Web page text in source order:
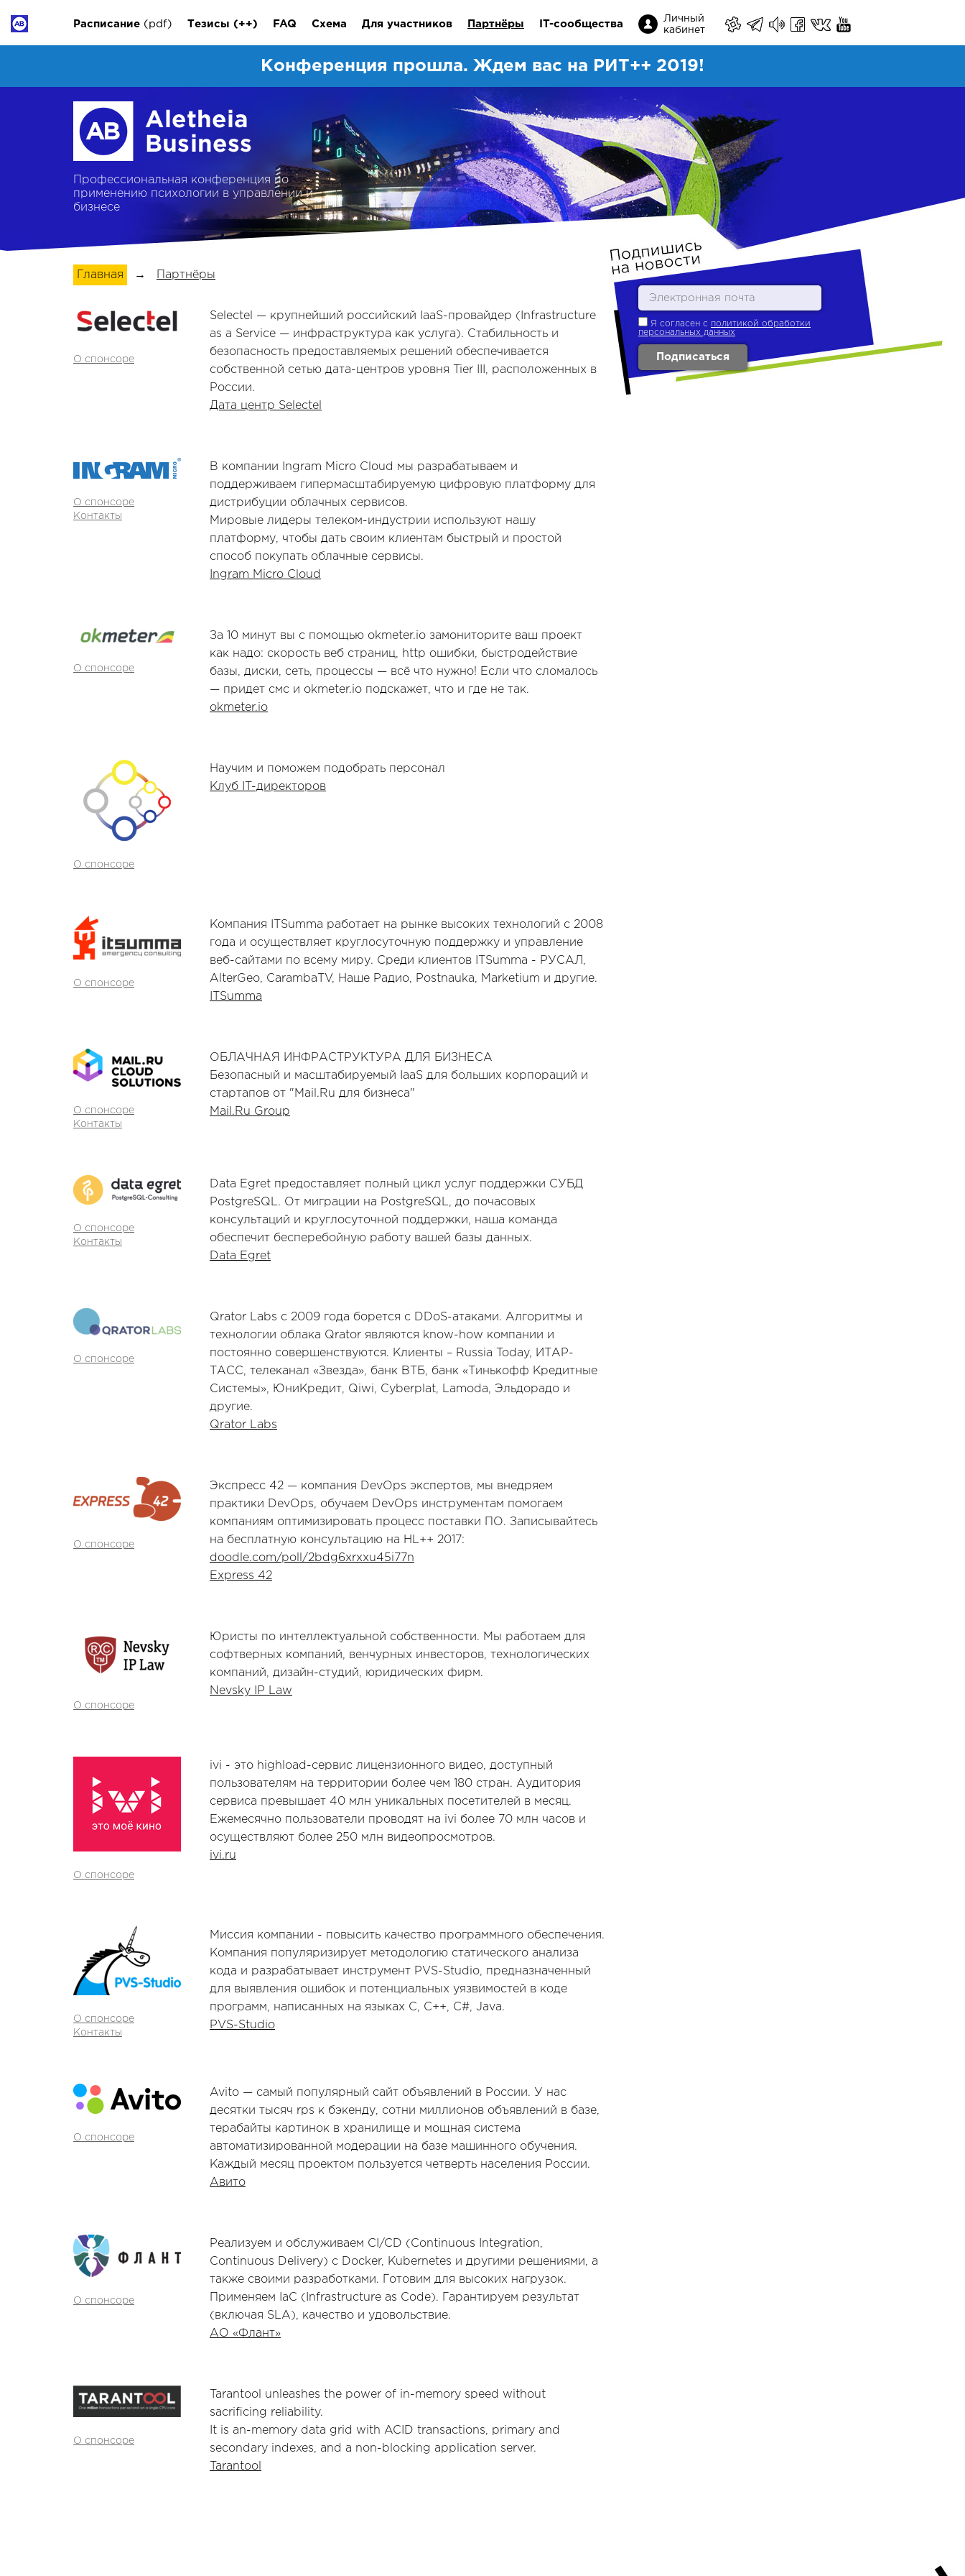
Расписание (pdf) Тезисы (++) FAQ Схема Для участников Партнёры IT-сообщества
Личный
кабинет
Конференция прошла. Ждем вас на РИТ++ 2019!
Профессиональная конференция по
применению психологии в управлении и
бизнесе
Главная → Партнёры
О спонсоре
Selectel — крупнейший российский IaaS-провайдер (Infrastructure
as a Service — инфраструктура как услуга). Стабильность и
безопасность предоставляемых решений обеспечивается
собственной сетью дата-центров уровня Tier III, расположенных в
России.
Дата центр Selectel
О спонсоре
Контакты
В компании Ingram Micro Cloud мы разрабатываем и
поддерживаем гипермасштабируемую цифровую платформу для
дистрибуции облачных сервисов.
Мировые лидеры телеком-индустрии используют нашу
платформу, чтобы дать своим клиентам быстрый и простой
способ покупать облачные сервисы.
Ingram Micro Cloud
О спонсоре
За 10 минут вы с помощью okmeter.io замониторите ваш проект
как надо: скорость веб страниц, http ошибки, быстродействие
базы, диски, сеть, процессы — всё что нужно! Если что сломалось
— придет смс и okmeter.io подскажет, что и где не так.
okmeter.io
О спонсоре
Научим и поможем подобрать персонал
Клуб IT-директоров
О спонсоре
Компания ITSumma работает на рынке высоких технологий с 2008
года и осуществляет круглосуточную поддержку и управление
веб-сайтами по всему миру. Среди клиентов ITSumma - РУСАЛ,
AlterGeo, CarambaTV, Наше Радио, Postnauka, Marketium и другие.
ITSumma
О спонсоре
Контакты
ОБЛАЧНАЯ ИНФРАСТРУКТУРА ДЛЯ БИЗНЕСА
Безопасный и масштабируемый IaaS для больших корпораций и
стартапов от "Mail.Ru для бизнеса"
Mail.Ru Group
О спонсоре
Контакты
Data Egret предоставляет полный цикл услуг поддержки СУБД
PostgreSQL. От миграции на PostgreSQL, до почасовых
консультаций и круглосуточной поддержки, наша команда
обеспечит бесперебойную работу вашей базы данных.
Data Egret
О спонсоре
Qrator Labs c 2009 года борется с DDoS-атаками. Алгоритмы и
технологии облака Qrator являются know-how компании и
постоянно совершенствуются. Клиенты – Russia Today, ИТАР-
ТАСС, телеканал «Звезда», банк ВТБ, банк «Тинькофф Кредитные
Системы», ЮниКредит, Qiwi, Cyberplat, Lamoda, Эльдорадо и
другие.
Qrator Labs
О спонсоре
Экспресс 42 — компания DevOps экспертов, мы внедряем
практики DevOps, обучаем DevOps инструментам помогаем
компаниям оптимизировать процесс поставки ПО. Записывайтесь
на бесплатную консультацию на HL++ 2017:
doodle.com/poll/2bdg6xrxxu45i77n
Express 42
О спонсоре
Юристы по интеллектуальной собственности. Мы работаем для
софтверных компаний, венчурных инвесторов, технологических
компаний, дизайн-студий, юридических фирм.
Nevsky IP Law
О спонсоре
ivi - это highload-сервис лицензионного видео, доступный
пользователям на территории более чем 180 стран. Аудитория
сервиса превышает 40 млн уникальных посетителей в месяц.
Ежемесячно пользователи проводят на ivi более 70 млн часов и
осуществляют более 250 млн видеопросмотров.
ivi.ru
О спонсоре
Контакты
Миссия компании - повысить качество программного обеспечения.
Компания популяризирует методологию статического анализа
кода и разрабатывает инструмент PVS-Studio, предназначенный
для выявления ошибок и потенциальных уязвимостей в коде
программ, написанных на языках С, C++, C#, Java.
PVS-Studio
О спонсоре
Avito — самый популярный сайт объявлений в России. У нас
десятки тысяч rps к бэкенду, сотни миллионов объявлений в базе,
терабайты картинок в хранилище и мощная система
автоматизированной модерации на базе машинного обучения.
Каждый месяц проектом пользуется четверть населения России.
Авито
О спонсоре
Реализуем и обслуживаем CI/CD (Continuous Integration,
Continuous Delivery) с Docker, Kubernetes и другими решениями, а
также своими разработками. Готовим для высоких нагрузок.
Применяем IaC (Infrastructure as Code). Гарантируем результат
(включая SLA), качество и удовольствие.
АО «Флант»
О спонсоре
Tarantool unleashes the power of in-memory speed without
sacrificing reliability.
It is an-memory data grid with ACID transactions, primary and
secondary indexes, and a non-blocking application server.
Tarantool
Я согласен с политикой обработки
персональных данных